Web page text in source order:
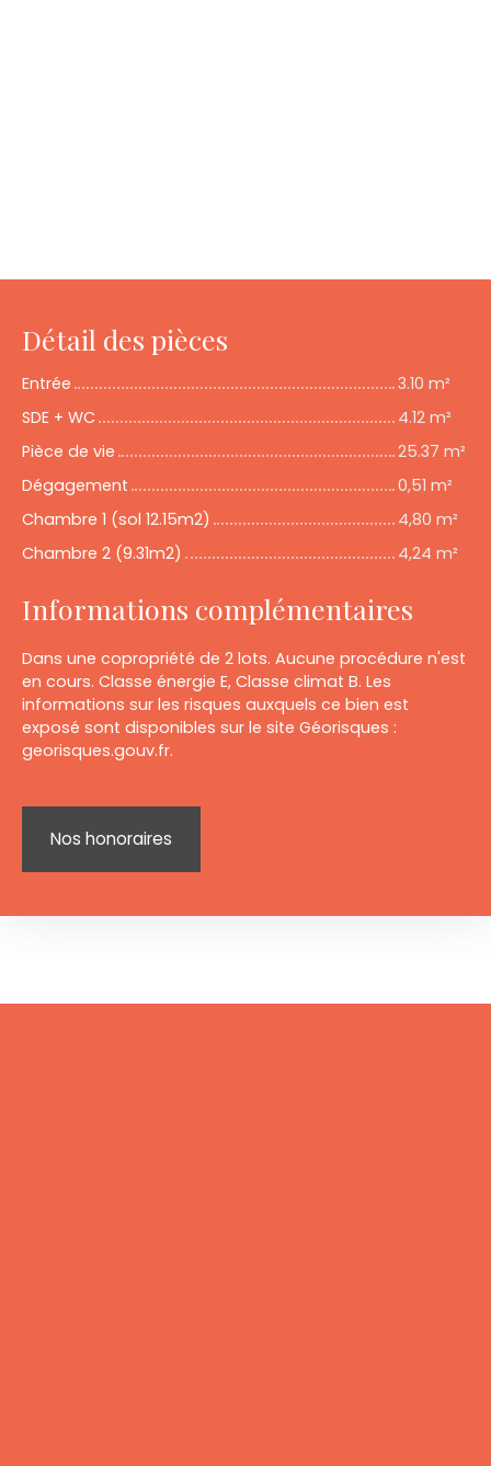
Détail des pièces
Entrée
3.10 m²
SDE + WC
4.12 m²
Pièce de vie
25.37 m²
Dégagement
0,51 m²
Chambre 1 (sol 12.15m2)
4,80 m²
Chambre 2 (9.31m2)
4,24 m²
Informations complémentaires
Dans une copropriété de 2 lots. Aucune procédure n'est
en cours. Classe énergie E, Classe climat B. Les
informations sur les risques auxquels ce bien est
exposé sont disponibles sur le site Géorisques :
georisques.gouv.fr.
Nos honoraires